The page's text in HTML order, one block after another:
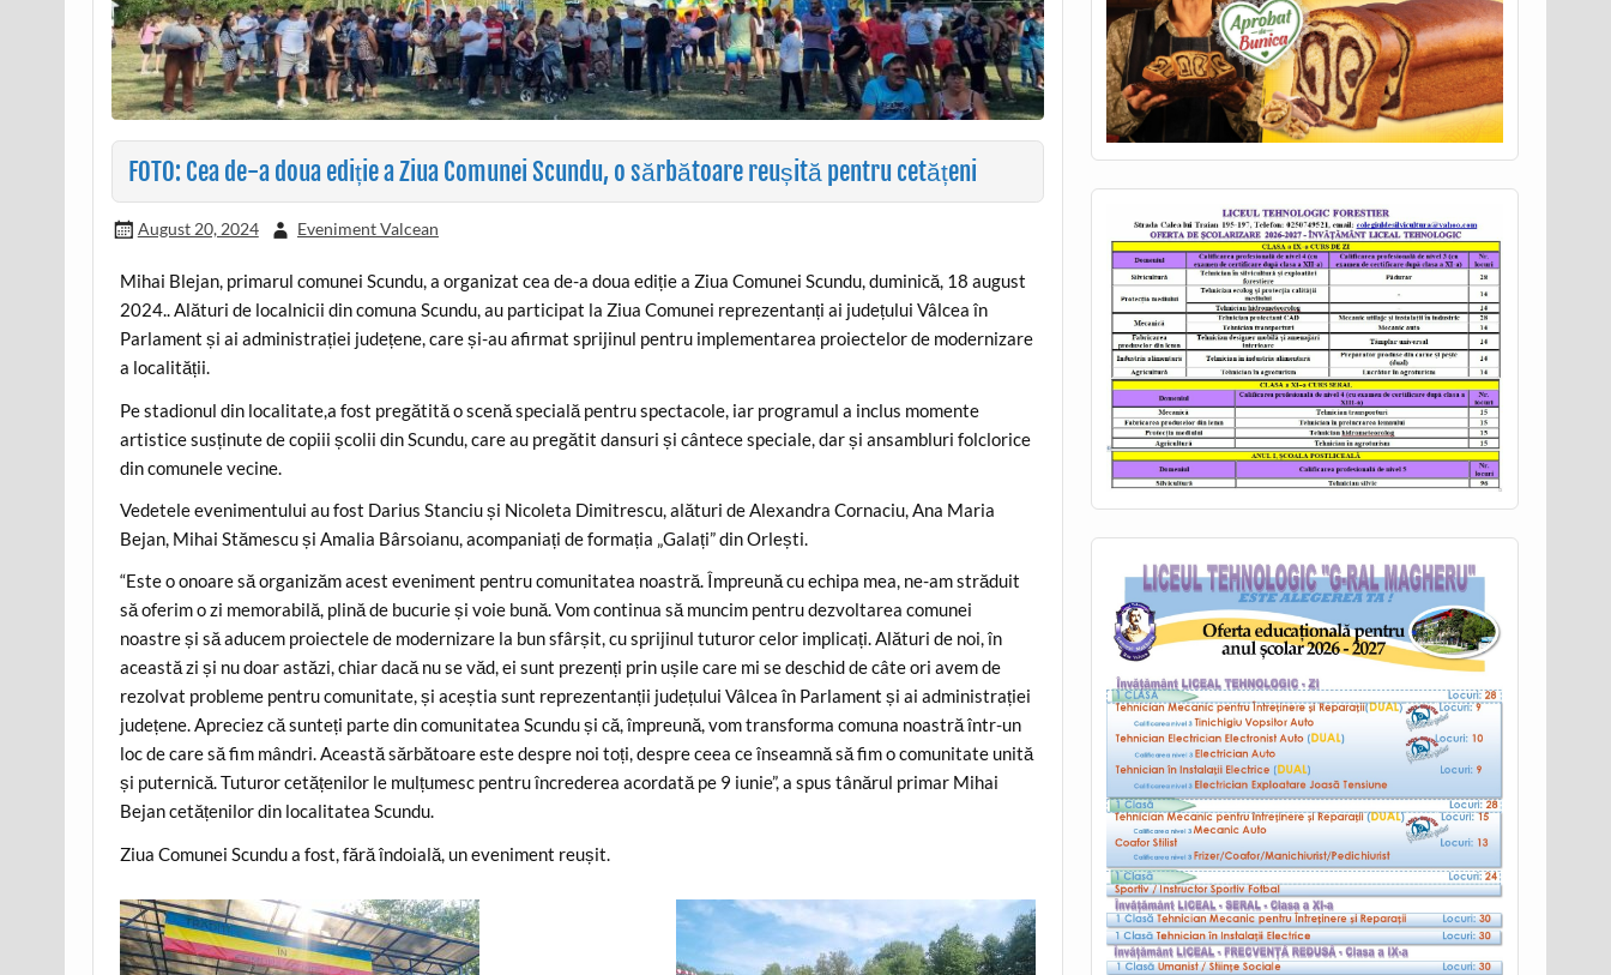
FOTO: Cea de-a doua ediție a Ziua Comunei Scundu, o sărbătoare reușită pentru cetățeni
August 20, 2024 Eveniment Valcean
Mihai Blejan, primarul comunei Scundu, a organizat cea de-a doua ediție a Ziua Comunei Scundu, duminică, 18 august
2024.. Alături de localnicii din comuna Scundu, au participat la Ziua Comunei reprezentanți ai județului Vâlcea în
Parlament și ai administrației județene, care și-au afirmat sprijinul pentru implementarea proiectelor de modernizare
a localității.
Pe stadionul din localitate,a fost pregătită o scenă specială pentru spectacole, iar programul a inclus momente
artistice susținute de copiii școlii din Scundu, care au pregătit dansuri și cântece speciale, dar și ansambluri folclorice
din comunele vecine.
Vedetele evenimentului au fost Darius Stanciu și Nicoleta Dimitrescu, alături de Alexandra Cornaciu, Ana Maria
Bejan, Mihai Stămescu și Amalia Bârsoianu, acompaniați de formația „Galați” din Orlești.
“Este o onoare să organizăm acest eveniment pentru comunitatea noastră. Împreună cu echipa mea, ne-am străduit
să oferim o zi memorabilă, plină de bucurie și voie bună. Vom continua să muncim pentru dezvoltarea comunei
noastre și să aducem proiectele de modernizare la bun sfârșit, cu sprijinul tuturor celor implicați. Alături de noi, în
această zi și nu doar astăzi, chiar dacă nu se văd, ei sunt prezenți prin ușile care mi se deschid de câte ori avem de
rezolvat probleme pentru comunitate, și aceștia sunt reprezentanții județului Vâlcea în Parlament și ai administrației
județene. Apreciez că sunteți parte din comunitatea Scundu și că, împreună, vom transforma comuna noastră într-un
loc de care să fim mândri. Această sărbătoare este despre noi toți, despre ceea ce înseamnă să fim o comunitate unită
și puternică. Tuturor cetățenilor le mulțumesc pentru încrederea acordată pe 9 iunie”, a spus tânărul primar Mihai
Bejan cetățenilor din localitatea Scundu.
Ziua Comunei Scundu a fost, fără îndoială, un eveniment reușit.